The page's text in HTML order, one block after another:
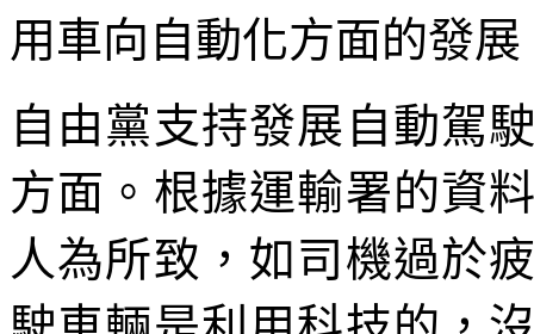
用車向自動化方面的發展
自由黨支持發展自動駕
方面。根據運輸署的資
人為所致，如司機過於